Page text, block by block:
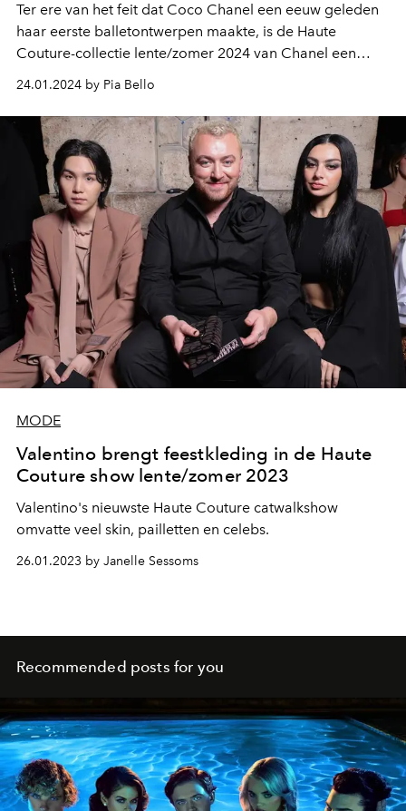
Ter ere van het feit dat Coco Chanel een eeuw geleden
haar eerste balletontwerpen maakte, is de Haute
Couture-collectie lente/zomer 2024 van Chanel een
eerbetoon aan op dans geïnspireerde mode.
24.01.2024 by Pia Bello
MODE
Valentino brengt feestkleding in de Haute
Couture show lente/zomer 2023
Valentino's nieuwste Haute Couture catwalkshow
omvatte veel skin, pailletten en celebs.
26.01.2023 by Janelle Sessoms
Recommended posts for you